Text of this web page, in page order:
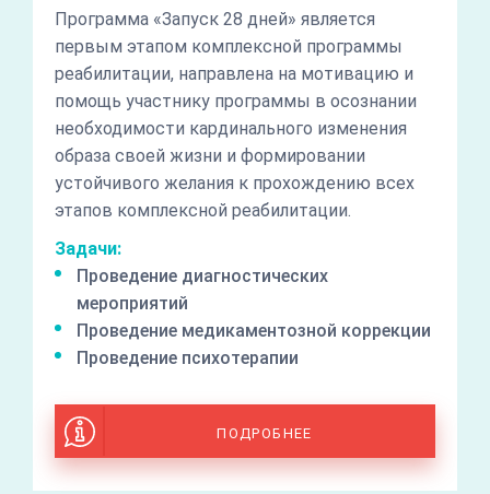
Программа «Запуск 28 дней» является
первым этапом комплексной программы
реабилитации, направлена на мотивацию и
помощь участнику программы в осознании
необходимости кардинального изменения
образа своей жизни и формировании
устойчивого желания к прохождению всех
этапов комплексной реабилитации.
Задачи:
Проведение диагностических
мероприятий
Проведение медикаментозной коррекции
Проведение психотерапии
ПОДРОБНЕЕ